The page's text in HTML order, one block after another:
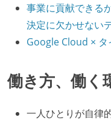
事業に貢献できる
決定に欠かせない
Google Cloud ×
働き方、働く
一人ひとりが自律